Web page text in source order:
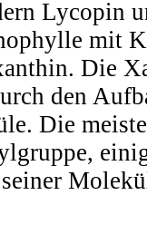
Lycopin
mit
Die
den
Die